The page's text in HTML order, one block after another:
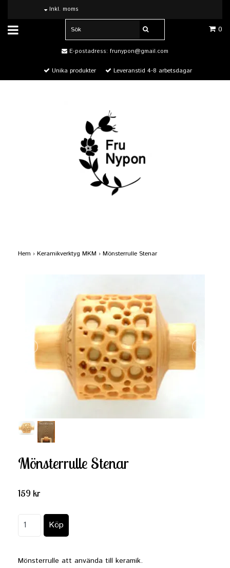
Inkl. moms
0
E-postadress: frunypon@gmail.com
Unika produkter Leveranstid 4-8 arbetsdagar
Hem › Keramikverktyg MKM › Mönsterrulle Stenar
Mönsterrulle Stenar
159 kr
Mönsterrulle att använda till keramik.